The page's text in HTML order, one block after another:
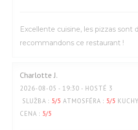
Excellente cuisine, les pizzas sont
recommandons ce restaurant !
Charlotte J
2026-08-05 - 19:30 - HOSTÉ 3
SLUŽBA : 5/5 ATMOSFÉRA : 5/5
CENA : 5/5